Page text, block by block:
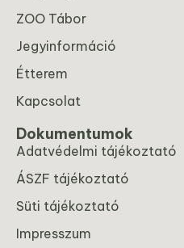
ZOO Tábor
Jegyinformáció
Étterem
Kapcsolat
Dokumentumok
Adatvédelmi tájékoztató
ÁSZF tájékoztató
Süti tájékoztató
Impresszum